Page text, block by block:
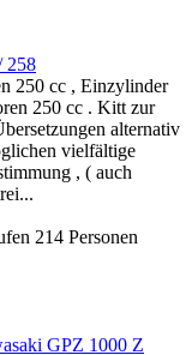
258
250 cc , Einzylinder
250 cc . Kitt zur
alternativ
vielfältige
, ( auch
214 Personen